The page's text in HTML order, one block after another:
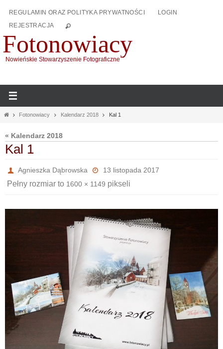
treści
REGULAMIN ORAZ POLITYKA PRYWATNOŚCI
LOGIN
REJESTRACJA
Fotonowiacy
Nowieńskie Stowarzyszenie Fotograficzne
HomeFotonowiacy Kalendarz 2018 Kal 1
« Kalendarz 2018
Kal 1
Agnieszka Dąbrowska 13 listopada 2017
Pełny rozmiar to 1600 × 1149 pikseli